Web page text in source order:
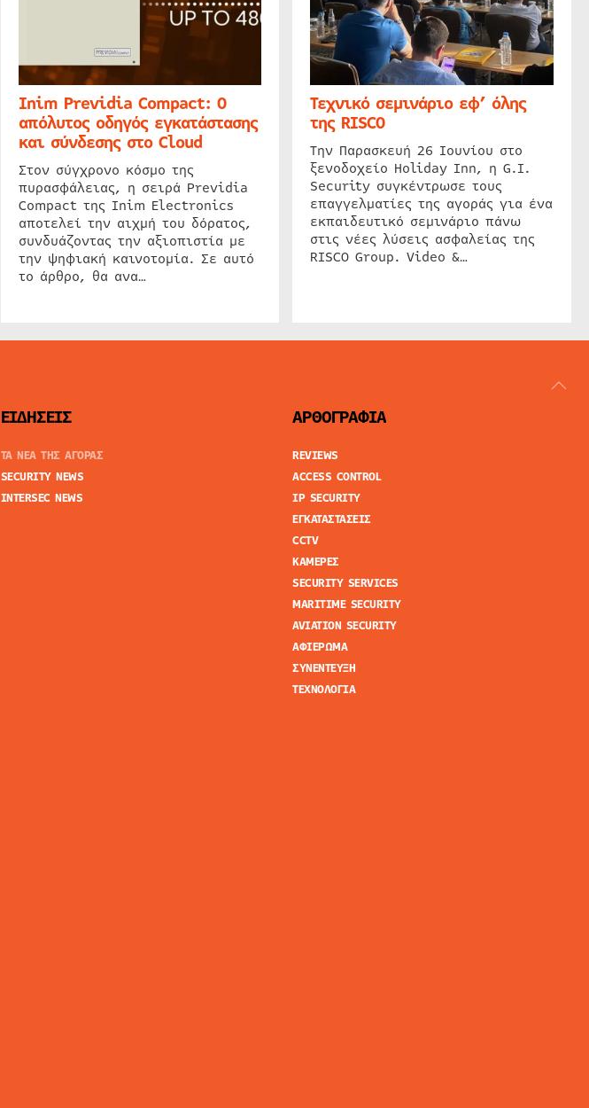
Inim Previdia Compact: Ο
απόλυτος οδηγός εγκατάστασης
και σύνδεσης στο Cloud
Στον σύγχρονο κόσμο της
πυρασφάλειας, η σειρά Previdia
Compact της Inim Electronics
αποτελεί την αιχμή του δόρατος,
συνδυάζοντας την αξιοπιστία με
την ψηφιακή καινοτομία. Σε αυτό
το άρθρο, θα ανα…
Τεχνικό σεμινάριο εφ’ όλης
της RISCO
Την Παρασκευή 26 Ιουνίου στο
ξενοδοχείο Holiday Inn, η G.I.
Security συγκέντρωσε τους
επαγγελματίες της αγοράς για ένα
εκπαιδευτικό σεμινάριο πάνω
στις νέες λύσεις ασφαλείας της
RISCO Group. Video &…
ΕΙΔΗΣΕΙΣ
ΤΑ ΝΕΑ ΤΗΣ ΑΓΟΡΑΣ
SECURITY NEWS
INTERSEC NEWS
ΑΡΘΟΓΡΑΦΙΑ
REVIEWS
ACCESS CONTROL
IP SECURITY
ΕΓΚΑΤΑΣΤΑΣΕΙΣ
CCTV
ΚΑΜΕΡΕΣ
SECURITY SERVICES
MARITIME SECURITY
AVIATION SECURITY
ΑΦΙΕΡΩΜΑ
ΣΥΝΕΝΤΕΥΞΗ
ΤΕΧΝΟΛΟΓΙΑ